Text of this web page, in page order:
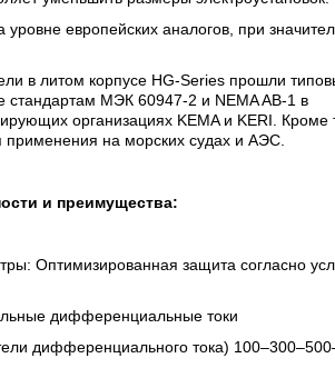
уровне европейских аналогов, при
в литом корпусе HG-Series прошли
стандартам МЭК 60947-2 и NEMA AB-1 в
организациях KEMA и KERI. Кроме
на морских судах и АЭС.
и преимущества:
Оптимизированная защита согласно
дифференциальные токи
дифференциального тока)